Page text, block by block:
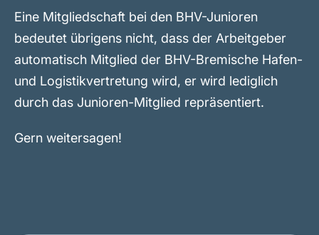
Eine Mitgliedschaft bei den BHV-Junioren
bedeutet übrigens nicht, dass der Arbeitgeber
automatisch Mitglied der BHV-Bremische Hafen-
und Logistikvertretung wird, er wird lediglich
durch das Junioren-Mitglied repräsentiert.
Gern weitersagen!